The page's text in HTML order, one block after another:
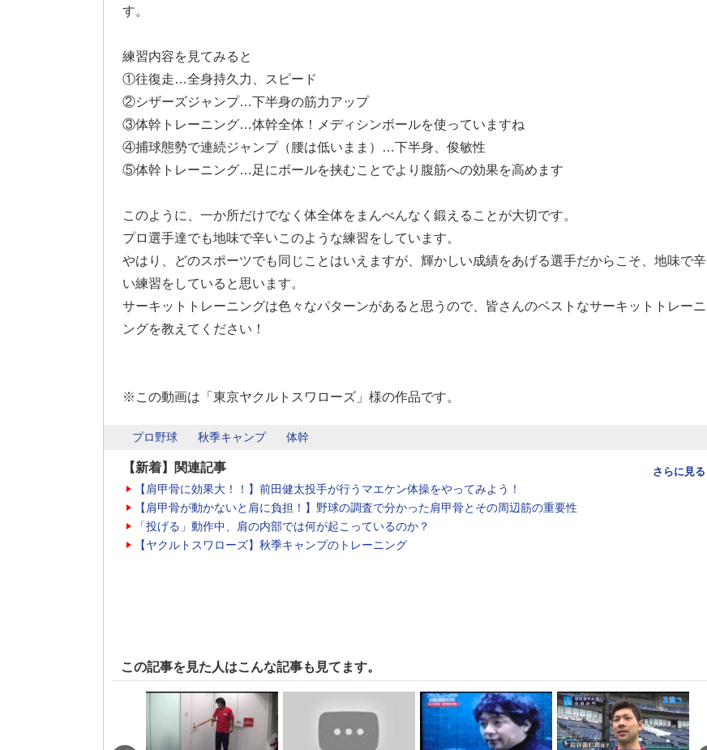
す。
練習内容を見てみると
①往復走…全身持久力、スピード
②シザーズジャンプ…下半身の筋力アップ
③体幹トレーニング…体幹全体！メディシンボールを使っていますね
④捕球態勢で連続ジャンプ（腰は低いまま）…下半身、俊敏性
⑤体幹トレーニング…足にボールを挟むことでより腹筋への効果を高めます
このように、一か所だけでなく体全体をまんべんなく鍛えることが大切です。
プロ選手達でも地味で辛いこのような練習をしています。
やはり、どのスポーツでも同じことはいえますが、輝かしい成績をあげる選手だからこそ、地味で辛
い練習をしていると思います。
サーキットトレーニングは色々なパターンがあると思うので、皆さんのベストなサーキットトレーニ
ングを教えてください！
※この動画は「東京ヤクルトスワローズ」様の作品です。
プロ野球 秋季キャンプ 体幹
【新着】関連記事 さらに見る
【肩甲骨に効果大！！】前田健太投手が行うマエケン体操をやってみよう！
【肩甲骨が動かないと肩に負担！】野球の調査で分かった肩甲骨とその周辺筋の重要性
「投げる」動作中、肩の内部では何が起こっているのか？
【ヤクルトスワローズ】秋季キャンプのトレーニング
この記事を見た人はこんな記事も見てます。